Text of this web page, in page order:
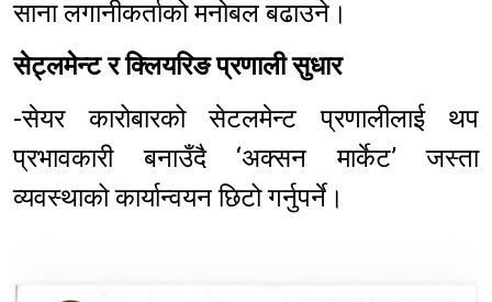
साना लगानीकर्ताको मनोबल बढाउने।
सेट्लमेन्ट र क्लियरिङ प्रणाली सुधार
-सेयर कारोबारको सेटलमेन्ट प्रणालीलाई थप
प्रभावकारी बनाउँदै ‘अक्सन मार्केट’ जस्ता
व्यवस्थाको कार्यान्वयन छिटो गर्नुपर्ने।